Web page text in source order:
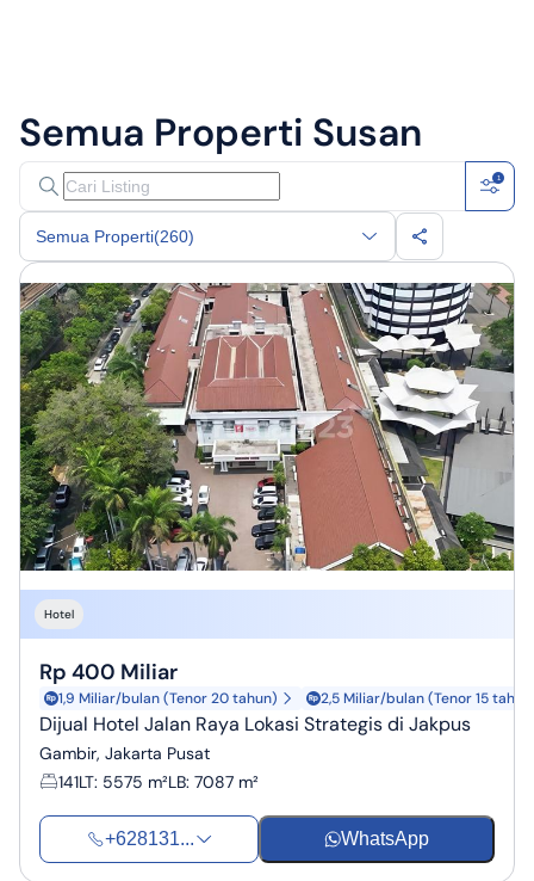
Semua Properti Susan
1
Semua Properti(260)
Hotel
Rp 400 Miliar
1,9 Miliar/bulan (Tenor 20 tahun) 2,5 Miliar/bulan (Tenor 15
Dijual Hotel Jalan Raya Lokasi Strategis di Jakpus
Gambir, Jakarta Pusat
141LT: 5575 m²LB: 7087 m²
+628131... WhatsApp